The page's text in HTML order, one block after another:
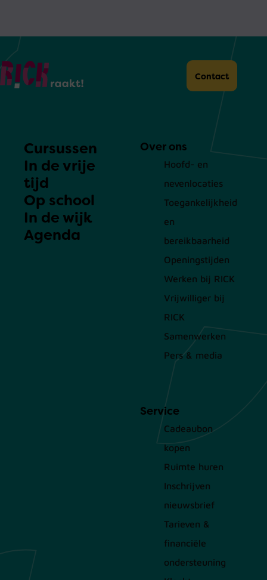
Contact
Cursussen
In de vrije
tijd
Op school
In de wijk
Agenda
Over ons
Hoofd- en
nevenlocaties
Toegankelijkheid
en
bereikbaarheid
Openingstijden
Werken bij RICK
Vrijwilliger bij
RICK
Samenwerken
Pers & media
Service
Cadeaubon
kopen
Ruimte huren
Inschrijven
nieuwsbrief
Tarieven &
financiële
ondersteuning